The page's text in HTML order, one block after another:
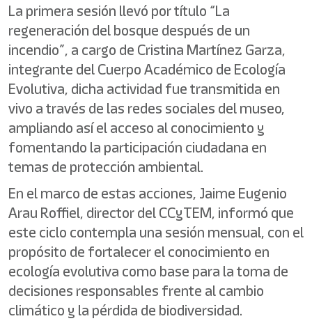
La primera sesión llevó por título “La
regeneración del bosque después de un
incendio”, a cargo de Cristina Martínez Garza,
integrante del Cuerpo Académico de Ecología
Evolutiva, dicha actividad fue transmitida en
vivo a través de las redes sociales del museo,
ampliando así el acceso al conocimiento y
fomentando la participación ciudadana en
temas de protección ambiental.
En el marco de estas acciones, Jaime Eugenio
Arau Roffiel, director del CCyTEM, informó que
este ciclo contempla una sesión mensual, con el
propósito de fortalecer el conocimiento en
ecología evolutiva como base para la toma de
decisiones responsables frente al cambio
climático y la pérdida de biodiversidad.